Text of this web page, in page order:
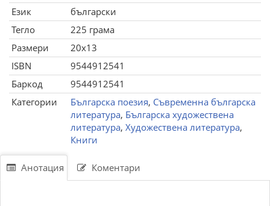
Език
български
Тегло
225 грама
Размери
20x13
ISBN
9544912541
Баркод
9544912541
Категории
Българска поезия, Съвременна българска
литература, Българска художествена
литература, Художествена литература,
Книги
Анотация Коментари